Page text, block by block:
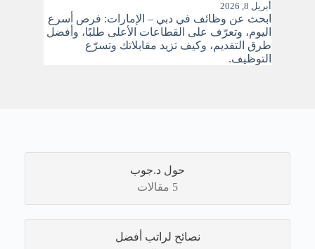
أبريل 8, 2026
ابحث عن وظائف في دبي – الإمارات: فرص أسرع
اليوم، وتعرّف على القطاعات الأعلى طلبًا، وأفضل
طرق التقديم، وكيف تزيد مقابلاتك وتسرّع
التوظيف.
حول د.جوب
5 مقالات
نصائح لراتب أفضل